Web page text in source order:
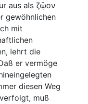
aus als ζῷον
gewöhnlichen
mit
lehrt die
er vermöge
diesen Weg
muß